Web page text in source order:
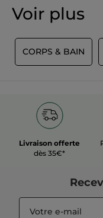
Voir plus
CORPS & BAIN
Livraison offerte
dès 35€*